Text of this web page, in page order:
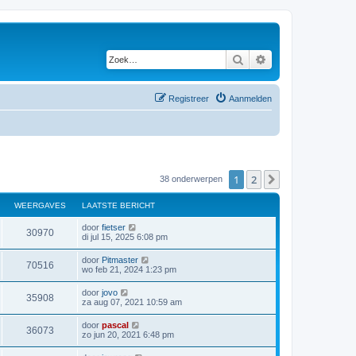
Zoek
Aanmelden
Registreer
38 onderwerpen 1 2
WEERGAVES LAATSTE BERICHT
30970 door fietser
di jul 15, 2025 6:08 pm
70516 door Pitmaster
wo feb 21, 2024 1:23 pm
35908 door jovo
za aug 07, 2021 10:59 am
36073 door pascal
zo jun 20, 2021 6:48 pm